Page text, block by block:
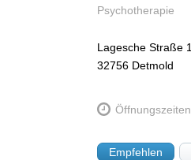
Psychotherapie
Lagesche Straße 1
32756 Detmold
Öffnungszeiten
Empfehlen